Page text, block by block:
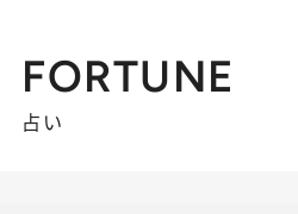
FORTUNE
占い